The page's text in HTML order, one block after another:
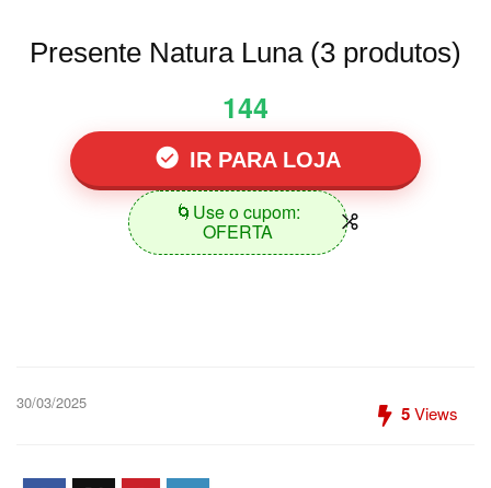
Presente Natura Luna (3 produtos)
144
IR PARA LOJA
🌀Use o cupom:
OFERTA
30/03/2025 5Views